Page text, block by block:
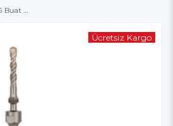
Bosch M16 Buat Uçları İçin SDS-Plus Altıgen Giriş Şaftı 340 mm
Ücretsiz Kargo